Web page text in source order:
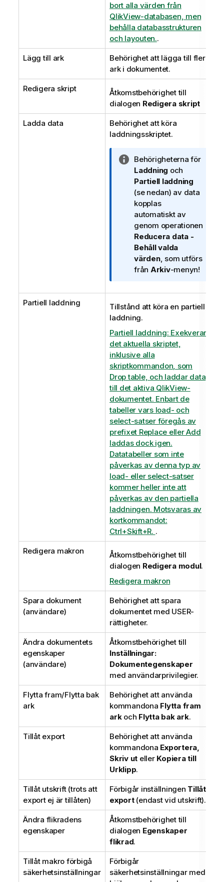
bort alla värden från
QlikView-databasen, men
behålla databasstrukturen
och layouten..
Lägg till ark
Behörighet att lägga till fler
ark i dokumentet.
Redigera skript
Åtkomstbehörighet till
dialogen Redigera skript
Ladda data
Behörighet att köra
laddningsskriptet.
A
n
t
e
c
k
n
i
n
g
o
i
o
r
m
a
t
i
o
n
Behörigheterna för
Laddning och
Partiell laddning
(se nedan) av data
kopplas
automatiskt av
genom operationen
Reducera data -
Behåll valda
värden, som utförs
från Arkiv-menyn!
Partiell laddning
Tillstånd att köra en partiell
laddning.
Partiell laddning: Exekverar
det aktuella skriptet,
inklusive alla
skriptkommandon, som
Drop table, och laddar data
till det aktiva QlikView-
dokumentet. Enbart de
tabeller vars load- och
select-satser föregås av
prefixet Replace eller Add
laddas dock igen.
Datatabeller som inte
påverkas av denna typ av
load- eller select-satser
kommer heller inte att
påverkas av den partiella
laddningen. Motsvaras av
kortkommandot:
Ctrl+Skift+R. .
Redigera makron
Åtkomstbehörighet till
dialogen Redigera modul.
Redigera makron
Spara dokument
(användare)
Behörighet att spara
dokumentet med USER-
rättigheter.
Ändra dokumentets
egenskaper
(användare)
Åtkomstbehörighet till
Inställningar:
Dokumentegenskaper
med användarprivilegier.
Flytta fram/Flytta bak
ark
Behörighet att använda
kommandona Flytta fram
arkoch Flytta bak ark.
Tillåt export
Behörighet att använda
kommandona Exportera,
Skriv ut eller Kopiera till
Urklipp.
Tillåt utskrift (trots att
export ej är tillåten)
Förbigår inställningen Tillåt
export (endast vid utskrift).
Ändra flikradens
egenskaper
Åtkomstbehörighet till
dialogen Egenskaper
flikrad.
Tillåt makro förbigå
säkerhetsinställningar
Förbigår
säkerhetsinställningar med